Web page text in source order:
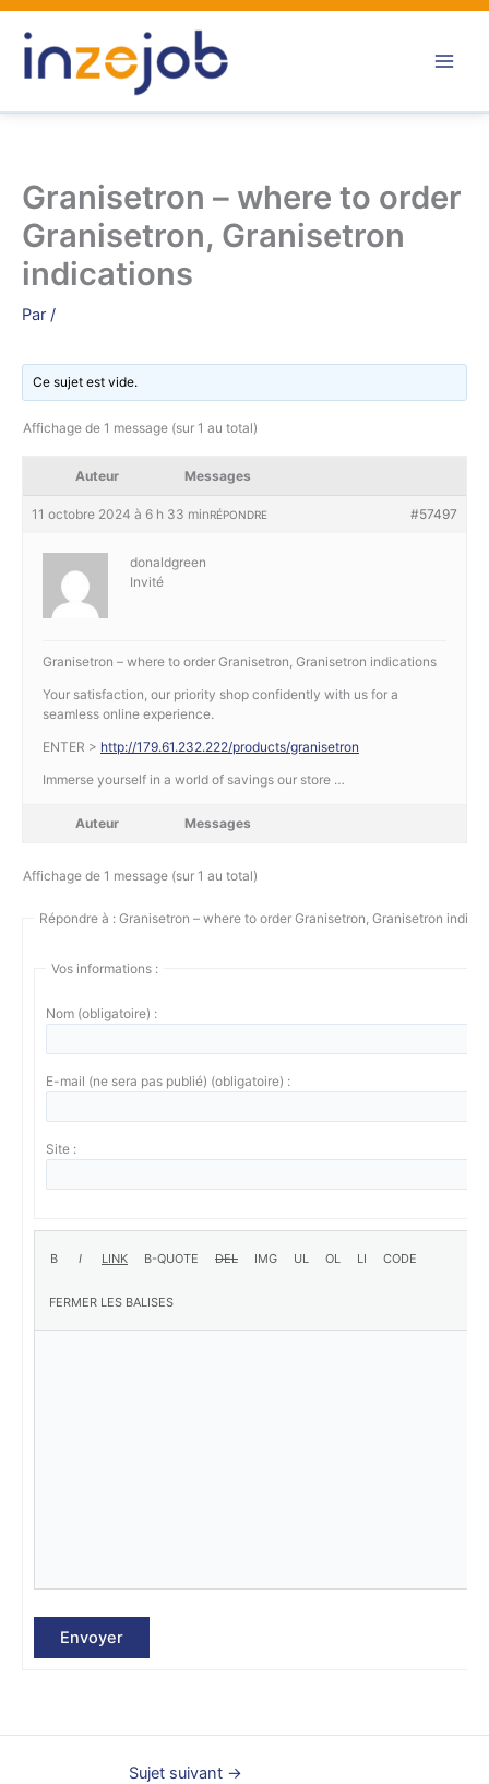
Aller
contenu
Granisetron – where to order
Granisetron, Granisetron
indications
Par /
Ce sujet est vide.
Affichage de 1 message (sur 1 au total)
Auteur Messages
11 octobre 2024 à 6 h 33 min #57497
RÉPONDRE
donaldgreen
Invité
Granisetron – where to order Granisetron, Granisetron indications
Your satisfaction, our priority shop confidently with us for a
seamless online experience.
ENTER > http://179.61.232.222/products/granisetron
Immerse yourself in a world of savings our store …
Auteur Messages
Affichage de 1 message (sur 1 au total)
Répondre à : Granisetron – where to order Granisetron, Granisetron
Vos informations :
Nom (obligatoire) :
E-mail (ne sera pas publié) (obligatoire) :
Site :
Envoyer
Sujet suivant →